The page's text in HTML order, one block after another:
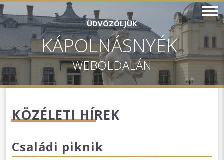
ÜDVÖZÖLJÜK
KÁPOLNÁSNYÉK
WEBOLDALÁN
KÖZÉLETI HÍREK
Családi piknik